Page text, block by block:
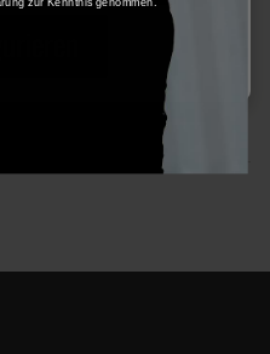
Grundlagen für dein nächstes